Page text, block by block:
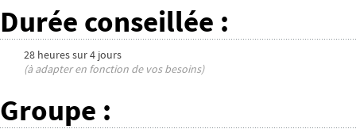
Durée conseillée :
28 heuressur4 jours
(à adapter en fonction de vos besoins)
Groupe :